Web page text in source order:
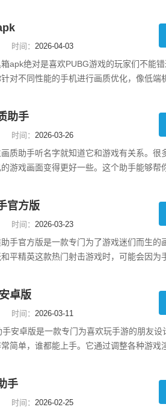
题。别指望它把一切都变超高清，
时间： 2026-04-03
apk绝对是喜欢PUBG游戏的玩家们不能
对不同性能的手机进行画质优化，像低端
置的准星功能让你在瞄准时更加方便，即
助手
时间： 2026-03-26
质助手听名字就知道它和游戏有关系。很
游戏画面变得更好一些。这个助手能够帮
行了。操作也不麻烦，可以调节光影、
官方版
时间： 2026-03-23
手官方版是一款专门为了游戏迷们而生的
平精英这款热门射击游戏时，可能会因为
还有均衡120帧，完全不需要担心游戏卡
卓版
时间： 2026-03-11
手安卓版是一款专门为喜欢玩手游的朋友设
简单，谁都能上手。它通过调整各种游戏
极了“一键变高手”。这个软件兼容性
手
时间： 2026-02-25